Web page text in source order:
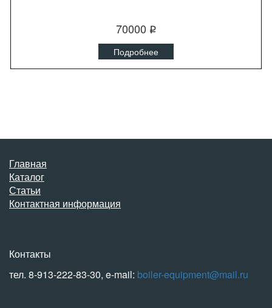
70000 q
Подробнее
Главная
Каталог
Статьи
Контактная информация
Контакты
тел. 8-913-222-83-30, e-mail: boiler-equipment@mail.ru